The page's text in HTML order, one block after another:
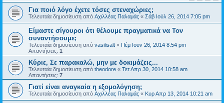
Για ποιό λόγο έχετε τόσες στεναχώριες;
Τελευταία δημοσίευση από Αχιλλέας Παλαμάς « Σάβ Ιούλ 26, 2014 7:05 pm
Είμαστε σίγουροι ότι θέλουμε πραγματικά να Τον
συναντήσουμε;
Τελευταία δημοσίευση από vasilisalt « Πέμ Ιουν 26, 2014 8:54 pm
Απαντήσεις: 1
Κύριε, Σε παρακαλώ, μην με δοκιμάζεις...
Τελευταία δημοσίευση από theodore « Τετ Απρ 30, 2014 10:58 am
Απαντήσεις: 7
Γιατί είναι αναγκαία η εξομολόγηση;
Τελευταία δημοσίευση από Αχιλλέας Παλαμάς « Κυρ Απρ 13, 2014 10:21 am